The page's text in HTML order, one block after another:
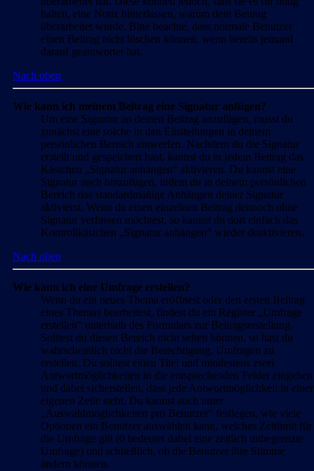
halten, eine Notiz hinterlassen, warum dein Beitrag
überarbeitet wurde. Bitte beachte, dass normale Benutzer
einen Beitrag nicht löschen können, wenn bereits jemand
darauf geantwortet hat.
Nach oben
Wie kann ich meinem Beitrag eine Signatur anfügen?
Um eine Signatur an deinen Beitrag anzufügen, musst du
zunächst eine solche in den Einstellungen in deinem
persönlichen Bereich entwerfen. Nachdem du die Signatur
erstellt und gespeichert hast, kannst du in jedem Beitrag das
Kästchen „Signatur anhängen“ aktivieren. Du kannst eine
Signatur auch hinzufügen, indem du in deinem persönlichen
Bereich das standardmäßige Anhängen deiner Signatur
aktivierst. Wenn du einen einzelnen Beitrag dennoch ohne
Signatur verfassen möchtest, so kannst du dort einfach das
Kontrollkästchen „Signatur anhängen“ wieder deaktivieren.
Nach oben
Wie kann ich eine Umfrage erstellen?
Wenn du ein neues Thema eröffnest oder den ersten Beitrag
eines Themas bearbeitest, findest du ein Register „Umfrage
erstellen“ unterhalb des Formulars zur Beitragserstellung.
Solltest du diesen Bereich nicht sehen können, so hast du
wahrscheinlich nicht die Berechtigung, Umfragen zu
erstellen. Du solltest einen Titel und mindestens zwei
Antwortmöglichkeiten in die entsprechenden Felder eingeben
und dabei sicherstellen, dass jede Antwortmöglichkeit in einer
eigenen Zeile steht. Du kannst auch unter
„Auswahlmöglichkeiten pro Benutzer“ festlegen, wie viele
Optionen ein Benutzer auswählen kann, welches Zeitlimit für
die Umfrage gilt (0 bedeutet dabei eine zeitlich unbegrenzte
Umfrage) und schließlich, ob die Benutzer ihre Stimme
ändern können.